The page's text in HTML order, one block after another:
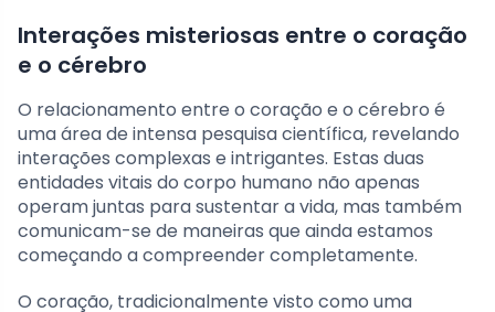
Interações misteriosas entre o coração
e o cérebro
O relacionamento entre o coração e o cérebro é
uma área de intensa pesquisa científica, revelando
interações complexas e intrigantes. Estas duas
entidades vitais do corpo humano não apenas
operam juntas para sustentar a vida, mas também
comunicam-se de maneiras que ainda estamos
começando a compreender completamente.
O coração, tradicionalmente visto como uma